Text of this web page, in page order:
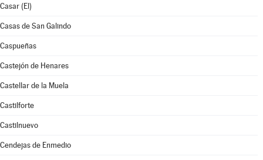
Casar (El)
Casas de San Galindo
Caspueñas
Castejón de Henares
Castellar de la Muela
Castilforte
Castilnuevo
Cendejas de Enmedio